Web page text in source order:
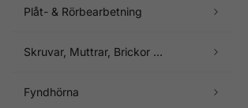
Plåt- & Rörbearbetning
Skruvar, Muttrar, Brickor ...
Fyndhörna